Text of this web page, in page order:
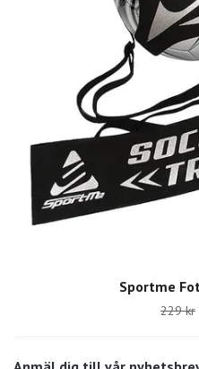
Sportme
229 kr